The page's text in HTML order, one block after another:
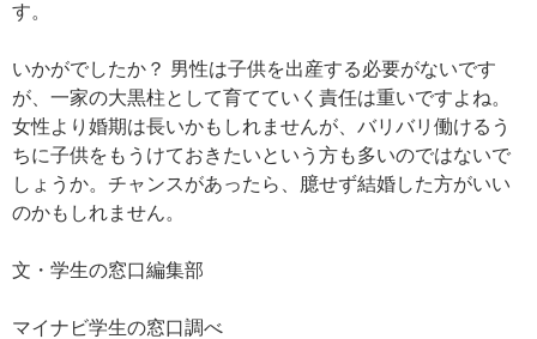
す。
いかがでしたか？ 男性は子供を出産する必要がないです
が、一家の大黒柱として育てていく責任は重いですよね。
女性より婚期は長いかもしれませんが、バリバリ働けるう
ちに子供をもうけておきたいという方も多いのではないで
しょうか。チャンスがあったら、臆せず結婚した方がいい
のかもしれません。
文・学生の窓口編集部
マイナビ学生の窓口調べ